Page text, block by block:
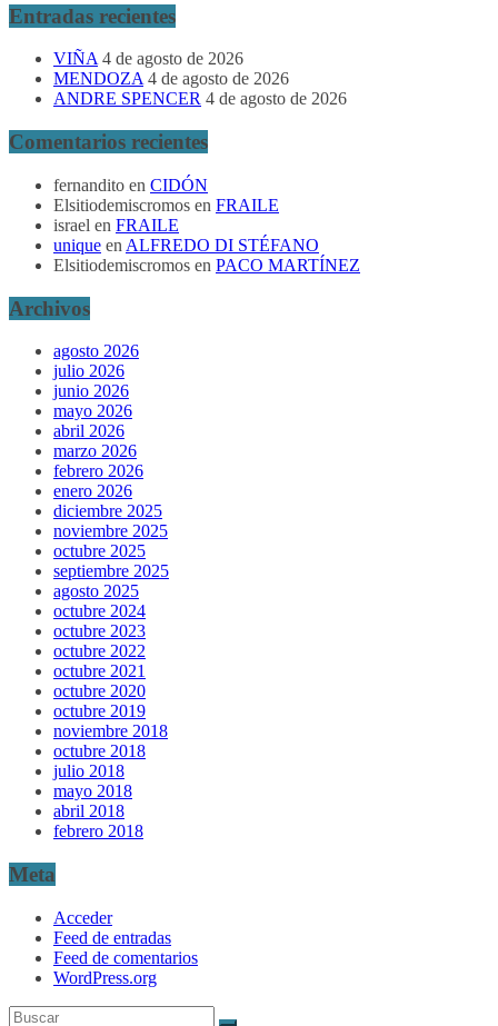
Entradas recientes
VIÑA 4 de agosto de 2026
MENDOZA 4 de agosto de 2026
ANDRE SPENCER 4 de agosto de 2026
Comentarios recientes
fernandito en CIDÓN
Elsitiodemiscromos en FRAILE
israel en FRAILE
unique en ALFREDO DI STÉFANO
Elsitiodemiscromos en PACO MARTÍNEZ
Archivos
agosto 2026
julio 2026
junio 2026
mayo 2026
abril 2026
marzo 2026
febrero 2026
enero 2026
diciembre 2025
noviembre 2025
octubre 2025
septiembre 2025
agosto 2025
octubre 2024
octubre 2023
octubre 2022
octubre 2021
octubre 2020
octubre 2019
noviembre 2018
octubre 2018
julio 2018
mayo 2018
abril 2018
febrero 2018
Meta
Acceder
Feed de entradas
Feed de comentarios
WordPress.org